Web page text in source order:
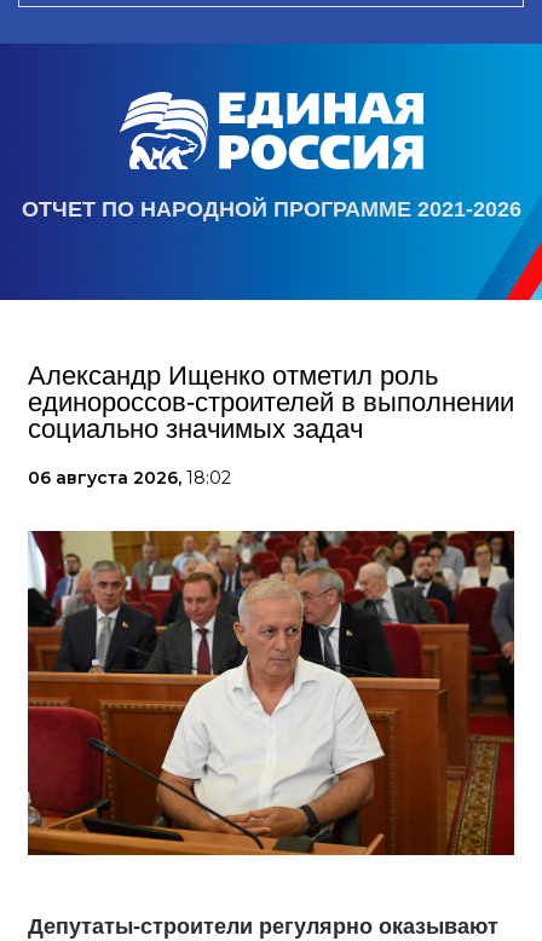
ОТЧЕТ ПО НАРОДНОЙ ПРОГРАММЕ 2021-2026
Александр Ищенко отметил роль
единороссов-строителей в выполнении
социально значимых задач
06 августа 2026, 18:02
Депутаты-строители регулярно оказывают